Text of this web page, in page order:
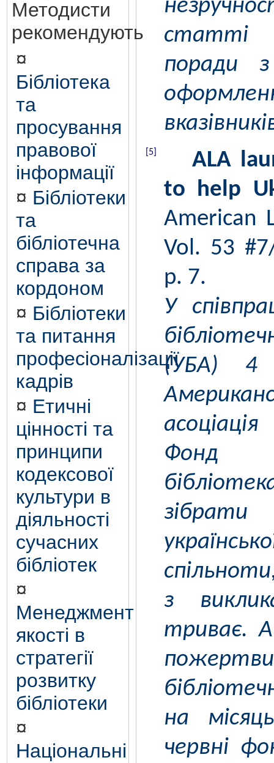
Методисти
рекомендують
¤
Бібліотека
та
просування
правової
інформації
¤ Бібліотеки
та
бібліотечна
справа за
кордоном
¤ Бібліотеки
та питання
професіоналізації
кадрів
¤ Етичні
цінності та
принципи
кодексової
культури в
діяльності
сучасних
бібліотек
¤
Менеджмент
якості в
стратегії
розвитку
бібліотеки
¤
Національні
статті
поради з
[5]
ALA
to help
American
Vol. 53
p. 7.
У
(УБА) 4
Фонд
з
триває.
на
червні